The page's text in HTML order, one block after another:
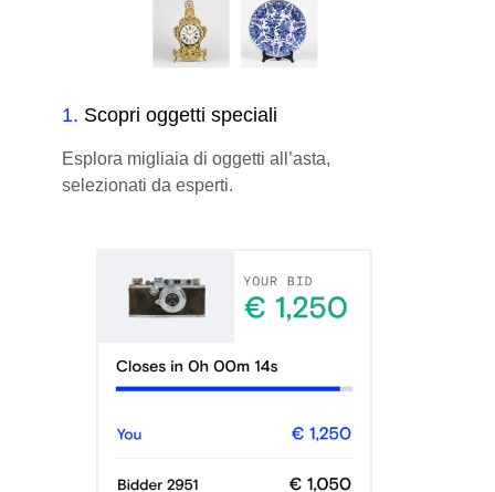
1. Scopri oggetti speciali
Esplora migliaia di oggetti all’asta,
selezionati da esperti.